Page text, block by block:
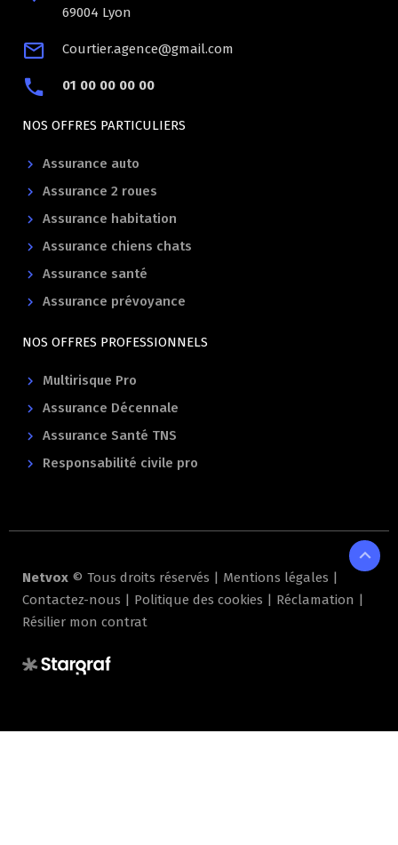
69004 Lyon
Courtier.agence@gmail.com
01 00 00 00 00
NOS OFFRES PARTICULIERS
Assurance auto
Assurance 2 roues
Assurance habitation
Assurance chiens chats
Assurance santé
Assurance prévoyance
NOS OFFRES PROFESSIONNELS
Multirisque Pro
Assurance Décennale
Assurance Santé TNS
Responsabilité civile pro
Netvox © Tous droits réservés | Mentions légales
Contactez-nous
Politique des cookies Réclamation
Résilier mon contrat
expand_less